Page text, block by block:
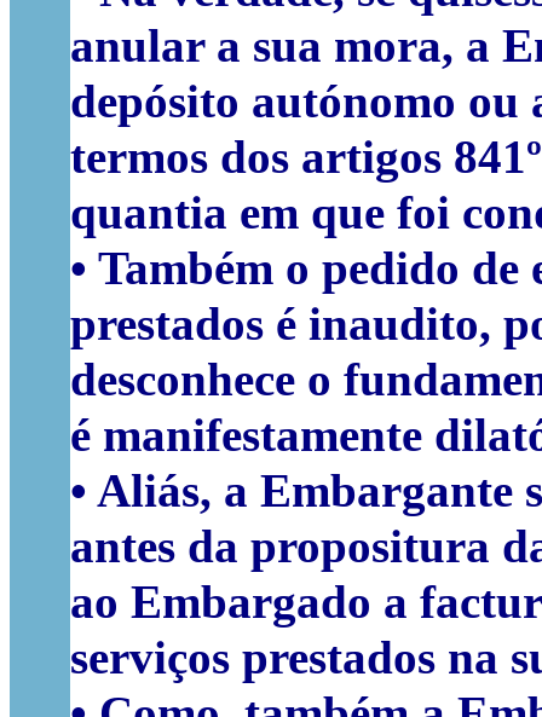
anular a sua mora, a
depósito autónomo ou
termos dos artigos
quantia em que foi
• Também o pedido
prestados é inaudito,
desconhece o
é manifestamente
• Aliás, a Embargante
antes da propositura
ao Embargado a
serviços prestados na